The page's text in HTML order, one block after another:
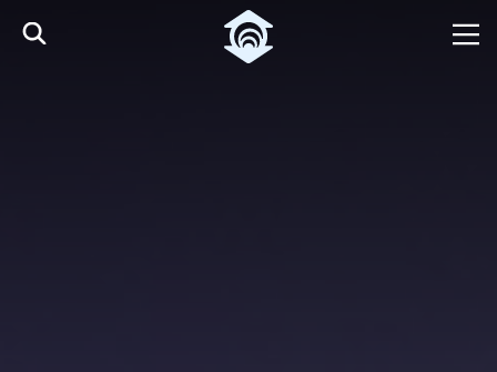
Pular para o Conteúdo principal